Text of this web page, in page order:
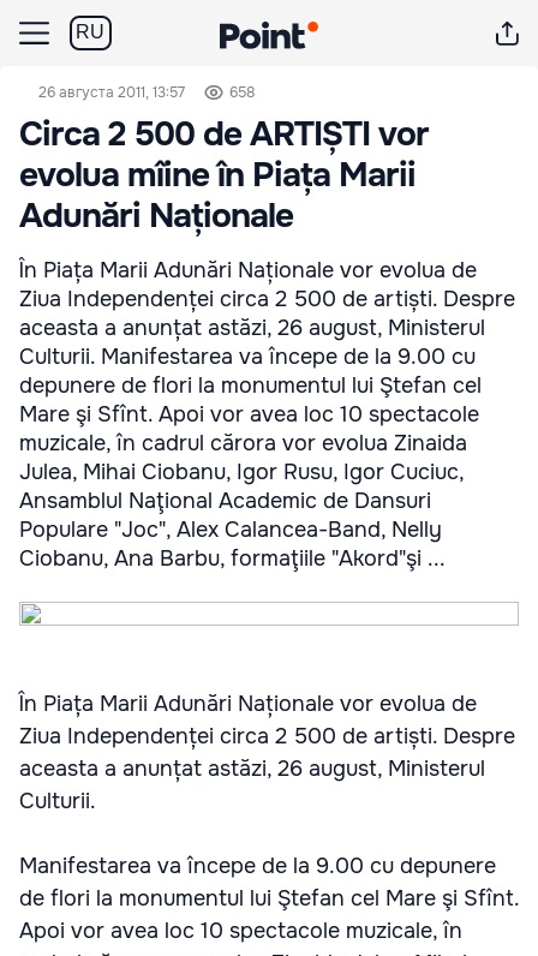
RU
26 августа 2011, 13:57 658
Circa 2 500 de ARTIȘTI vor
evolua mîine în Piața Marii
Adunări Naționale
În Piața Marii Adunări Naționale vor evolua de
Ziua Independenței circa 2 500 de artiști. Despre
aceasta a anunțat astăzi, 26 august, Ministerul
Culturii. Manifestarea va începe de la 9.00 cu
depunere de flori la monumentul lui Ştefan cel
Mare şi Sfînt. Apoi vor avea loc 10 spectacole
muzicale, în cadrul cărora vor evolua Zinaida
Julea, Mihai Ciobanu, Igor Rusu, Igor Cuciuc,
Ansamblul Naţional Academic de Dansuri
Populare "Joc", Alex Calancea-Band, Nelly
Ciobanu, Ana Barbu, formaţiile "Akord"şi ...
În Piața Marii Adunări Naționale vor evolua de
Ziua Independenței circa 2 500 de artiști. Despre
aceasta a anunțat astăzi, 26 august, Ministerul
Culturii.
Manifestarea va începe de la 9.00 cu depunere
de flori la monumentul lui Ştefan cel Mare şi Sfînt.
Apoi vor avea loc 10 spectacole muzicale, în